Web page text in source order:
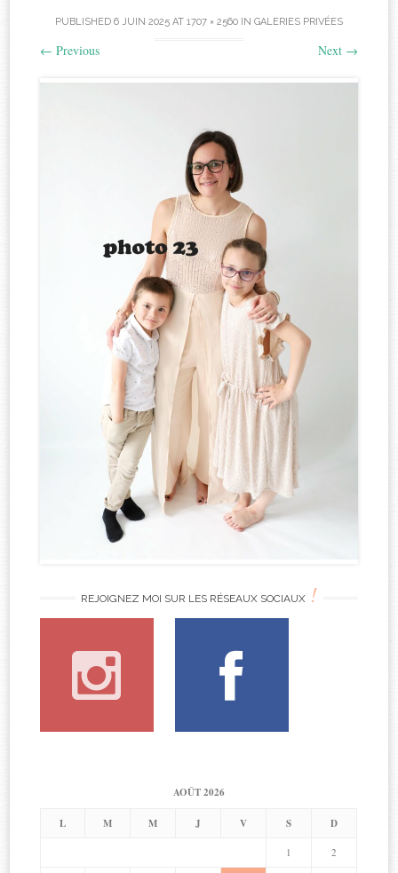
PUBLISHED 6 JUIN 2025 AT 1707 × 2560 IN GALERIES PRIVÉES
← Previous Next →
REJOIGNEZ MOI SUR LES RÉSEAUX SOCIAUX !
AOÛT 2026
L M M J V S D
1 2